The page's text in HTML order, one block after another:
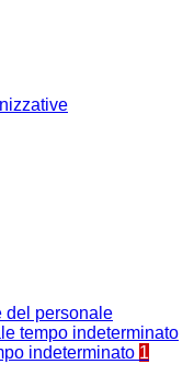
del personale
tempo indeterminato
indeterminato 1